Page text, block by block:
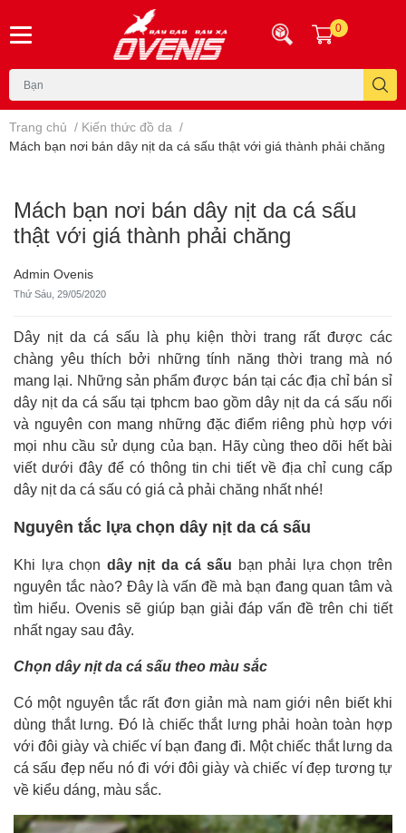
0
Trang chủ / Kiến thức đồ da /
Mách bạn nơi bán dây nịt da cá sấu thật với giá thành phải chăng
Mách bạn nơi bán dây nịt da cá sấu
thật với giá thành phải chăng
Admin Ovenis
Thứ Sáu, 29/05/2020
Dây nịt da cá sấu là phụ kiện thời trang rất được các
chàng yêu thích bởi những tính năng thời trang mà nó
mang lại. Những sản phẩm được bán tại các địa chỉ bán sỉ
dây nịt da cá sấu tại tphcm bao gồm dây nịt da cá sấu nối
và nguyên con mang những đặc điểm riêng phù hợp với
mọi nhu cầu sử dụng của bạn. Hãy cùng theo dõi hết bài
viết dưới đây để có thông tin chi tiết về địa chỉ cung cấp
dây nịt da cá sấu có giá cả phải chăng nhất nhé!
Nguyên tắc lựa chọn dây nịt da cá sấu
Khi lựa chọn dây nịt da cá sấu bạn phải lựa chọn trên
nguyên tắc nào? Đây là vấn đề mà bạn đang quan tâm và
tìm hiểu. Ovenis sẽ giúp bạn giải đáp vấn đề trên chi tiết
nhất ngay sau đây.
Chọn dây nịt da cá sấu theo màu sắc
Có một nguyên tắc rất đơn giản mà nam giới nên biết khi
dùng thắt lưng. Đó là chiếc thắt lưng phải hoàn toàn hợp
với đôi giày và chiếc ví bạn đang đi. Một chiếc thắt lưng da
cá sấu đẹp nếu nó đi với đôi giày và chiếc ví đẹp tương tự
về kiểu dáng, màu sắc.